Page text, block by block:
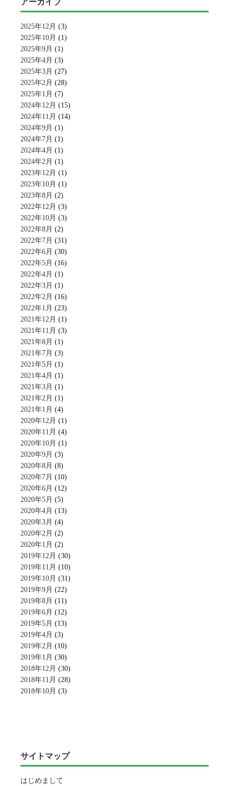
アーカイブ
2025年12月 (3)
2025年10月 (1)
2025年9月 (1)
2025年4月 (3)
2025年3月 (27)
2025年2月 (28)
2025年1月 (7)
2024年12月 (15)
2024年11月 (14)
2024年9月 (1)
2024年7月 (1)
2024年4月 (1)
2024年2月 (1)
2023年12月 (1)
2023年10月 (1)
2023年8月 (2)
2022年12月 (3)
2022年10月 (3)
2022年8月 (2)
2022年7月 (31)
2022年6月 (30)
2022年5月 (16)
2022年4月 (1)
2022年3月 (1)
2022年2月 (16)
2022年1月 (23)
2021年12月 (1)
2021年11月 (3)
2021年8月 (1)
2021年7月 (3)
2021年5月 (1)
2021年4月 (1)
2021年3月 (1)
2021年2月 (1)
2021年1月 (4)
2020年12月 (1)
2020年11月 (4)
2020年10月 (1)
2020年9月 (3)
2020年8月 (8)
2020年7月 (10)
2020年6月 (12)
2020年5月 (5)
2020年4月 (13)
2020年3月 (4)
2020年2月 (2)
2020年1月 (2)
2019年12月 (30)
2019年11月 (10)
2019年10月 (31)
2019年9月 (22)
2019年8月 (11)
2019年6月 (12)
2019年5月 (13)
2019年4月 (3)
2019年2月 (10)
2019年1月 (30)
2018年12月 (30)
2018年11月 (28)
2018年10月 (3)
サイトマップ
はじめまして